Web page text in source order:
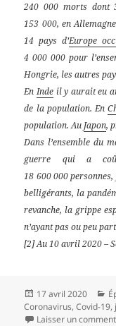
240 000 morts dont
153 000, en
14 pays d’Europe
4 000 000 pour
Hongrie, les autres
EnInde il y aurait eu
de la population. En
population. Au Japon,
Dans l’ensemble du
guerre qui a
18 600 000
belligérants, la
revanche, la grippe
n’ayant pas ou peu
[2] Au 10 avril 2020 –
Publié
le
17 avril 2020
Coronavirus,Covid-19,
Laisser un